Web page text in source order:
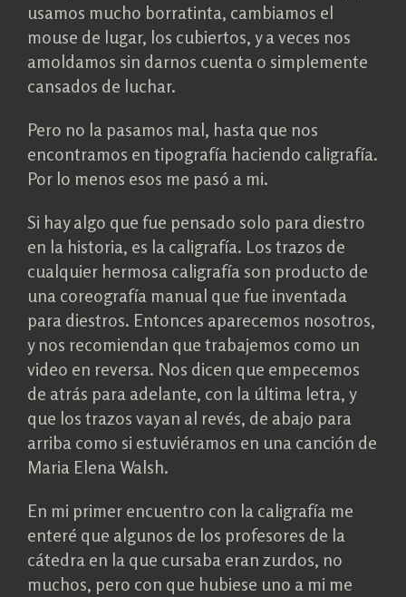
usamos mucho borratinta, cambiamos el
mouse de lugar, los cubiertos, y a veces nos
amoldamos sin darnos cuenta o simplemente
cansados de luchar.
Pero no la pasamos mal, hasta que nos
encontramos en tipografía haciendo caligrafía.
Por lo menos esos me pasó a mi.
Si hay algo que fue pensado solo para diestro
en la historia, es la caligrafía. Los trazos de
cualquier hermosa caligrafía son producto de
una coreografía manual que fue inventada
para diestros. Entonces aparecemos nosotros,
y nos recomiendan que trabajemos como un
video en reversa. Nos dicen que empecemos
de atrás para adelante, con la última letra, y
que los trazos vayan al revés, de abajo para
arriba como si estuviéramos en una canción de
Maria Elena Walsh.
En mi primer encuentro con la caligrafía me
enteré que algunos de los profesores de la
cátedra en la que cursaba eran zurdos, no
muchos, pero con que hubiese uno a mi me